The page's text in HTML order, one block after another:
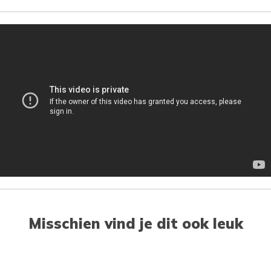
Misschien vind je dit ook leuk